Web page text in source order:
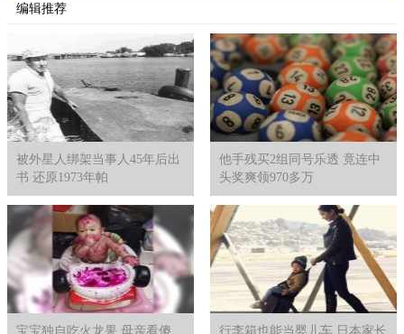
黛比说到，多亏有了32岁未婚夫李（Lee）的照顾与支持，她
才得以以继续咬紧牙关坚持下去，如果没有他，我真的不知道日
子要怎么过。她补充，自己接下来的计画就是去做缩乳手术，我
的朋友芮塔（Rita Bloomer）正在为我募资，我期待可以赶快动手
术，我相信缩乳能完全改变我的生活…少了2颗石头般的重量，我
就减轻了很多痛苦。。
编辑推荐
被外星人绑架当事人45年后出
书 还原1973年帕
他手残买2组同号乐透 竟连中
头奖爽领970多万
宝宝独自吃火龙果 母亲看傻 行李箱也能当婴儿车 日本家长